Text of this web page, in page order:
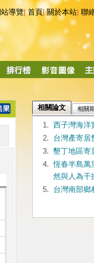
導覽|首頁|關於本站 聯
相關論文 相關
1.
西子灣海洋
2.
台灣產寄居
3.
墾丁地區寄
4. 恆春半島萬
然與人為干
5.
台灣南部鄉